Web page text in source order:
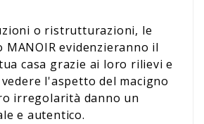
o ristrutturazioni, le
MANOIR evidenzieranno il
casa grazie ai loro rilievi e
l'aspetto del macigno
irregolarità danno un
e autentico.